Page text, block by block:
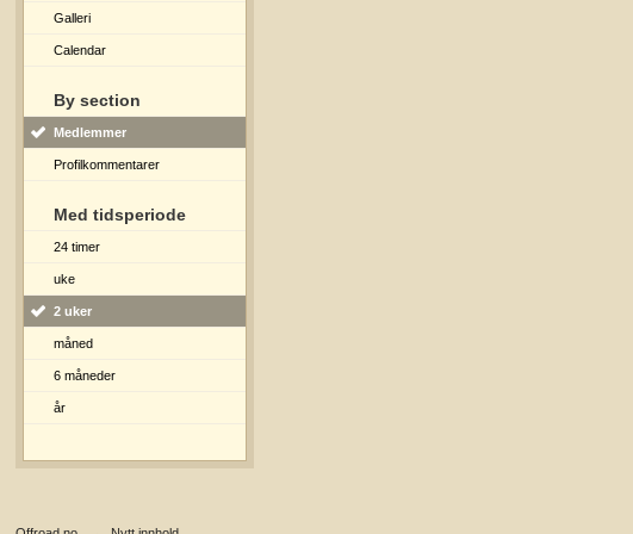
Galleri
Calendar
By section
Medlemmer
Profilkommentarer
Med tidsperiode
24 timer
uke
2 uker
måned
6 måneder
år